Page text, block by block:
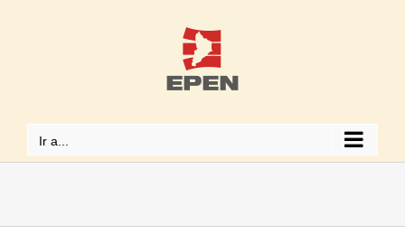
Ir a...